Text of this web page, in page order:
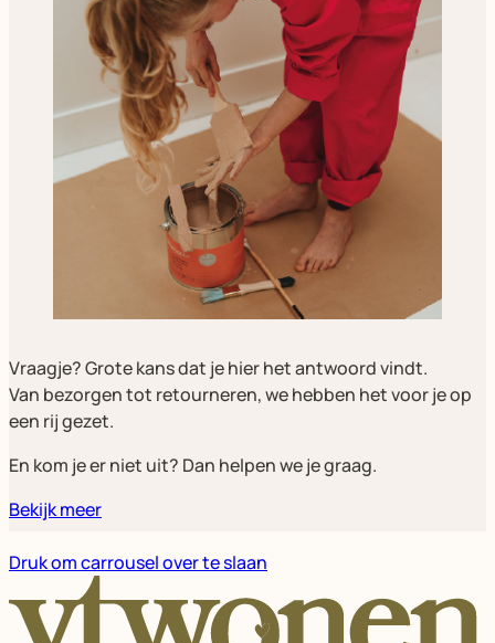
Vraagje? Grote kans dat je hier het antwoord vindt.
Van bezorgen tot retourneren, we hebben het voor je op
een rij gezet.
En kom je er niet uit? Dan helpen we je graag.
Bekijk meer
Druk om carrousel over te slaan